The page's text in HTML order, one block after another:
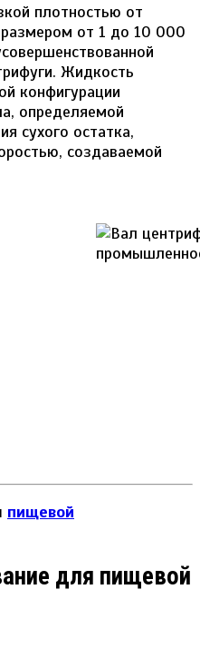
плотностью от
от 1 до 10 000
Жидкость
конфигурации
определяемой
сухого остатка,
создаваемой
пищевой
для пищевой